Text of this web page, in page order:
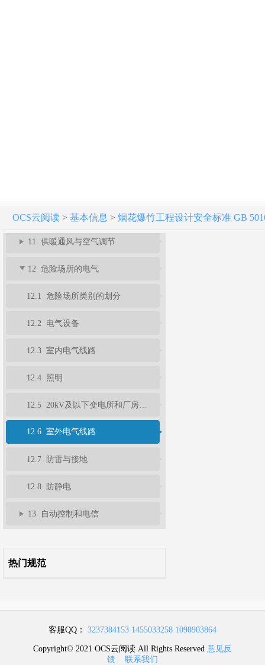
OCS云阅读> 基本信息 > 烟花爆竹工程设计安全标准 GB
10 废水处理
11 供暖通风与空气调节
12 危险场所的电气
12.1 危险场所类别的划分
12.2 电气设备
12.3 室内电气线路
12.4 照明
12.6 室外电气线路
12.7 防雷与接地
12.8 防静电
13 自动控制和电信
热门规范
客服QQ： 3237384153 1455033258 1098903864
Copyright© 2021 OCS云阅读 All Rights Reserved 意见反
馈
联系我们